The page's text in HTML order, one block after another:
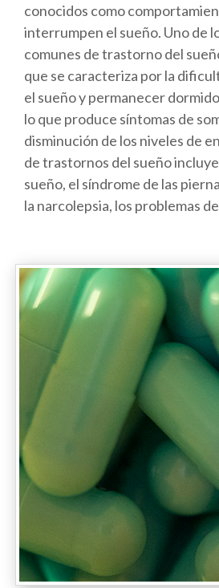
conocidos como
interrumpen el sueño. Uno de
comunes de trastorno del
que se caracteriza por la
el sueño y permanecer
lo que produce síntomas de
disminución de los niveles de
de trastornos del sueño
sueño, el síndrome de las
la narcolepsia, los problemas